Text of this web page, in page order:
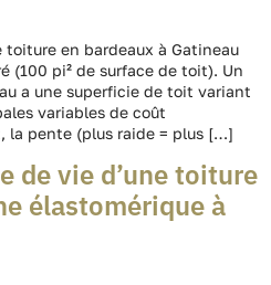
en bardeaux à Gatineau
(100 pi² de surface de toit). Un
a une superficie de toit variant
variables de coût
la pente (plus raide = plus […]
de vie d’une toiture
élastomérique à